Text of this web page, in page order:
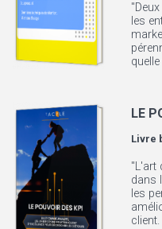
les
LE
Livre
"L'art
dans
les
client.